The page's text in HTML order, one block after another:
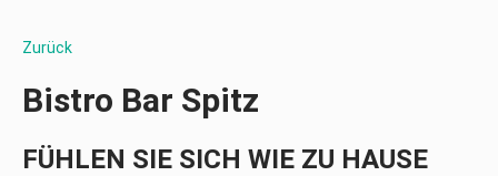
Zurück
Bistro Bar Spitz
FÜHLEN SIE SICH WIE ZU HAUSE